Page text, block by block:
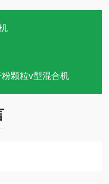
颗粒v型混合机